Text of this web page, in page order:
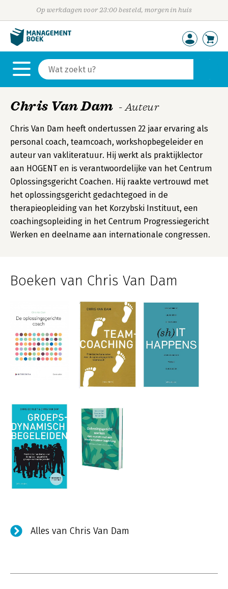
Op werkdagen voor 23:00 besteld, morgen in huis
Chris Van Dam - Auteur
Chris Van Dam heeft ondertussen 22 jaar ervaring als
personal coach, teamcoach, workshopbegeleider en
auteur van vakliteratuur. Hij werkt als praktijklector
aan HOGENT en is verantwoordelijke van het Centrum
Oplossingsgericht Coachen. Hij raakte vertrouwd met
het oplossingsgericht gedachtegoed in de
therapieopleiding van het Korzybski Instituut, een
coachingsopleiding in het Centrum Progressiegericht
Werken en deelname aan internationale congressen.
Boeken van Chris Van Dam
Alles van Chris Van Dam